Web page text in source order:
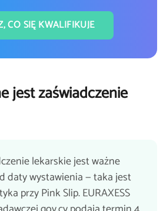
CO SIĘ KWALIFIKUJE
jest zaświadczenie
lekarskie jest ważne
daty wystawienia — taka jest
przy Pink Slip. EURAXESS